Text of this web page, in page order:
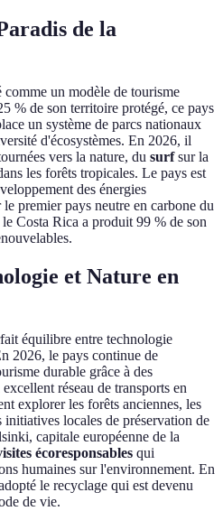
de la
comme un modèle de tourisme
% de son territoire protégé, ce pays
un système de parcs nationaux
d'écosystèmes. En 2026, il
vers la nature, du surfsur la
les forêts tropicales. Le pays est
des énergies
premier pays neutre en carbone du
Costa Rica a produit 99 % de son
et Nature en
équilibre entre technologie
2026, le pays continue de
durable grâce à des
réseau de transports en
explorer les forêts anciennes, les
locales de préservation de
capitale européenne de la
écoresponsables qui
humaines sur l'environnement. En
le recyclage qui est devenu
de vie.